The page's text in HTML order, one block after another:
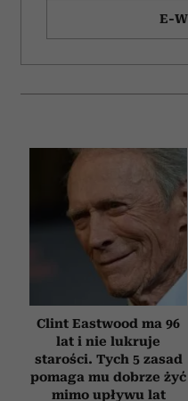
społecznościowym,
korzystania z ich usług.
E-
Clint Eastwood ma 96
lat i nie lukruje
starości. Tych 5 zasad
pomaga mu dobrze żyć
mimo upływu lat